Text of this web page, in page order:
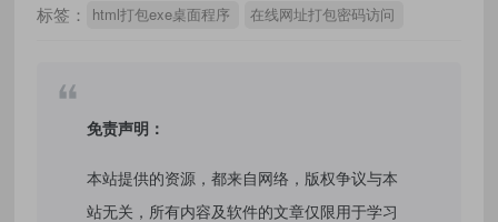
标签： html打包exe桌面程序 在线网址打包密码访问
免责声明：
本站提供的资源，都来自网络，版权争议与本
站无关，所有内容及软件的文章仅限用于学习